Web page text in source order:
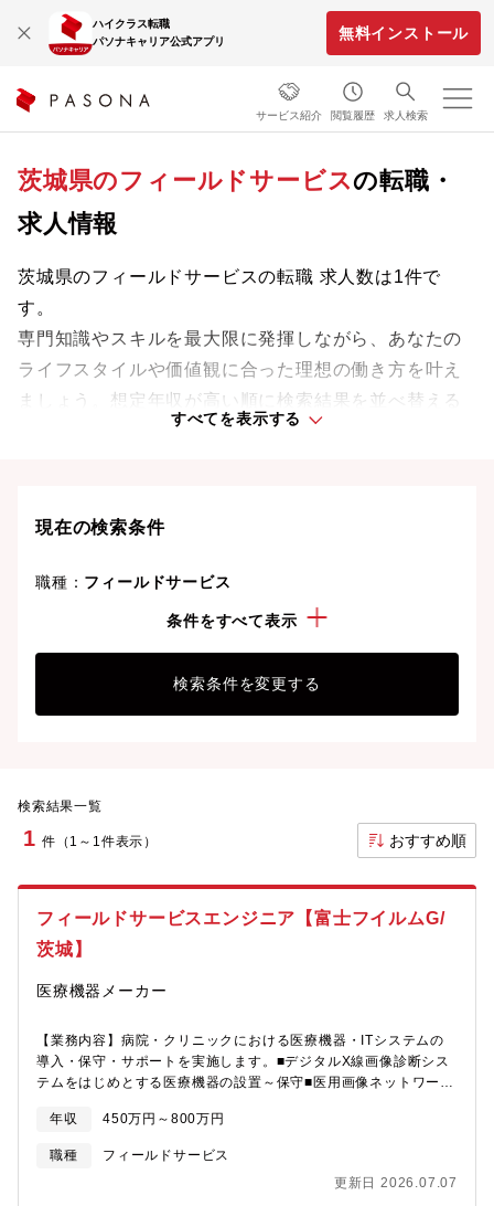
ハイクラス転職
パソナキャリア公式アプリ
無料インストール
サービス紹介 閲覧履歴 求人検索
茨城県のフィールドサービスの転職・
求人情報
茨城県のフィールドサービスの転職 求人数は1件で
す。
専門知識やスキルを最大限に発揮しながら、あなたの
ライフスタイルや価値観に合った理想の働き方を叶え
ましょう。想定年収が高い順に検索結果を並べ替える
すべてを表示する
現在の検索条件
職種： フィールドサービス
条件をすべて表示
検索条件を変更する
検索結果一覧
1 件（1～1件表示） おすすめ順
フィールドサービスエンジニア【富士フイルムG/
茨城】
医療機器メーカー
【業務内容】病院・クリニックにおける医療機器・ITシステムの
導入・保守・サポートを実施します。■デジタルX線画像診断シス
テムをはじめとする医療機器の設置～保守■医用画像ネットワーク
年収
450万円～800万円
職種
フィールドサービス
更新日 2026.07.07